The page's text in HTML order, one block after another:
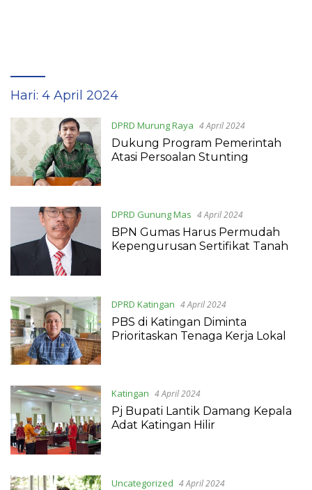
Hari: 4 April 2024
DPRD Murung Raya 4 April 2024
Dukung Program Pemerintah
Atasi Persoalan Stunting
DPRD Gunung Mas 4 April 2024
BPN Gumas Harus Permudah
Kepengurusan Sertifikat Tanah
DPRD Katingan 4 April 2024
PBS di Katingan Diminta
Prioritaskan Tenaga Kerja Lokal
Katingan 4 April 2024
Pj Bupati Lantik Damang Kepala
Adat Katingan Hilir
Uncategorized 4 April 2024